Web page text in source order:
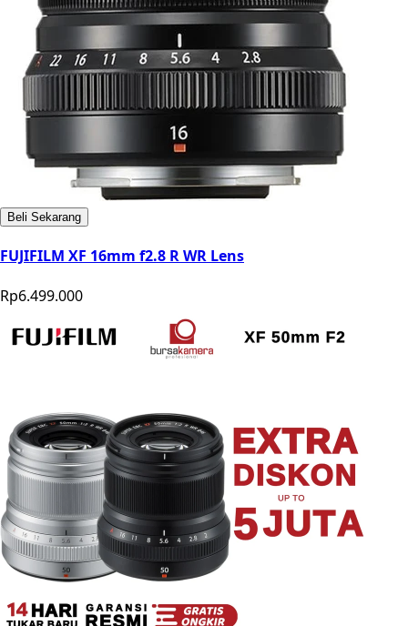
Beli Sekarang
FUJIFILM XF 16mm f2.8 R WR Lens
Rp6.499.000